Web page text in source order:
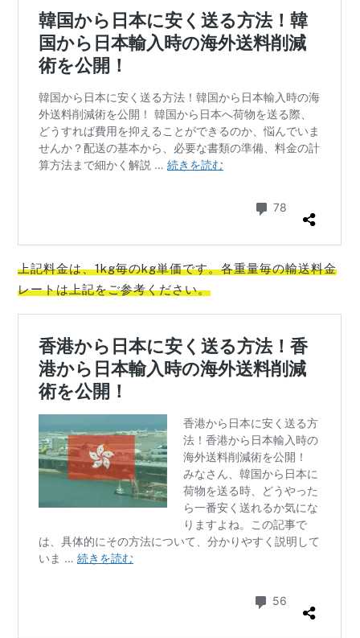
上記料金は、1kg毎のkg単価です。各重量毎の輸送料金
レートは上記をご参考ください。